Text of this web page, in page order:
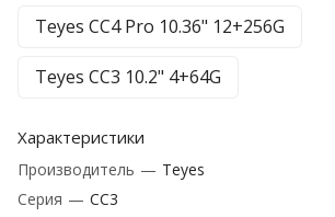
Teyes CC4 Pro 10.36" 12+256G
Teyes CC3 10.2" 4+64G
Характеристики
Производитель — Teyes
Серия — CC3